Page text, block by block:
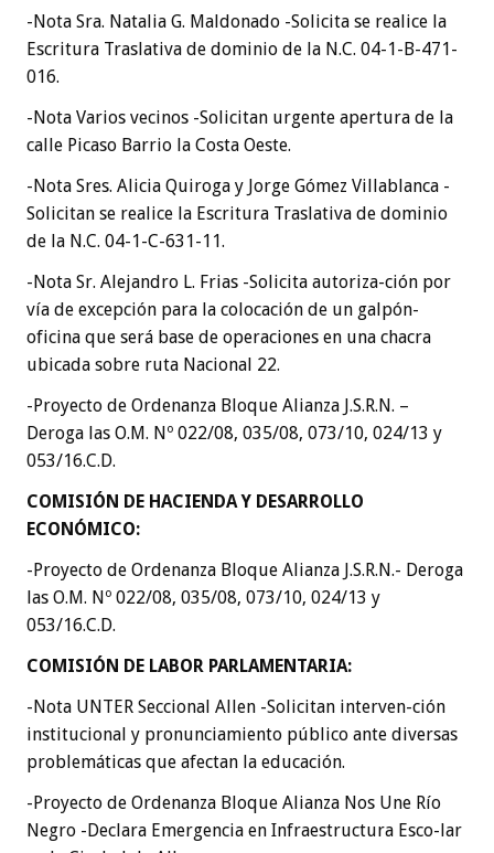
-Nota Sra. Natalia G. Maldonado -Solicita se realice la
Escritura Traslativa de dominio de la N.C. 04-1-B-471-
016.
-Nota Varios vecinos -Solicitan urgente apertura de la
calle Picaso Barrio la Costa Oeste.
-Nota Sres. Alicia Quiroga y Jorge Gómez Villablanca -
Solicitan se realice la Escritura Traslativa de dominio
de la N.C. 04-1-C-631-11.
-Nota Sr. Alejandro L. Frias -Solicita autoriza-ción por
vía de excepción para la colocación de un galpón-
oficina que será base de operaciones en una chacra
ubicada sobre ruta Nacional 22.
-Proyecto de Ordenanza Bloque Alianza J.S.R.N. –
Deroga las O.M. Nº 022/08, 035/08, 073/10, 024/13 y
053/16.C.D.
COMISIÓN DE HACIENDA Y DESARROLLO
ECONÓMICO:
-Proyecto de Ordenanza Bloque Alianza J.S.R.N.- Deroga
las O.M. Nº 022/08, 035/08, 073/10, 024/13 y
053/16.C.D.
COMISIÓN DE LABOR PARLAMENTARIA:
-Nota UNTER Seccional Allen -Solicitan interven-ción
institucional y pronunciamiento público ante diversas
problemáticas que afectan la educación.
-Proyecto de Ordenanza Bloque Alianza Nos Une Río
Negro -Declara Emergencia en Infraestructura Esco-lar